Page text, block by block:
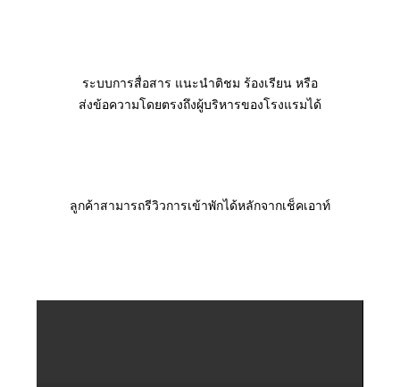
ระบบการสื่อสาร แนะนำติชม ร้องเรียน หรือ
ส่งข้อความโดยตรงถึงผู้บริหารของโรงแรมได้
ลูกค้าสามารถรีวิวการเข้าพักได้หลักจากเช็คเอาท์